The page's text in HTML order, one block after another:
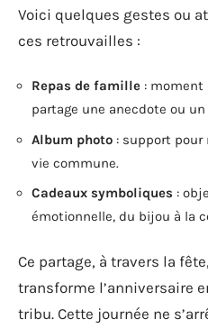
Voici quelques gestes ou
ces retrouvailles :
Repas de famille : moment
partage une anecdote ou
Album photo : support pour
vie commune.
Cadeaux symboliques :
émotionnelle, du bijou à la
Ce partage, à travers la
transforme l’anniversaire
tribu. Cette journée ne